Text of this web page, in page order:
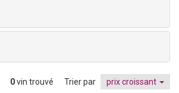
0vin trouvé Trier par prix croissant